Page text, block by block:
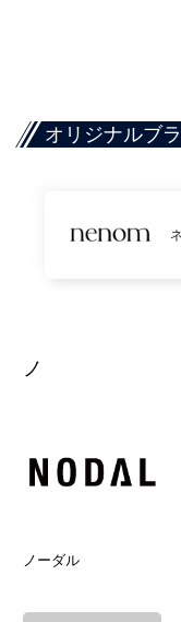
オリジナルブ
ノ
ノーダル